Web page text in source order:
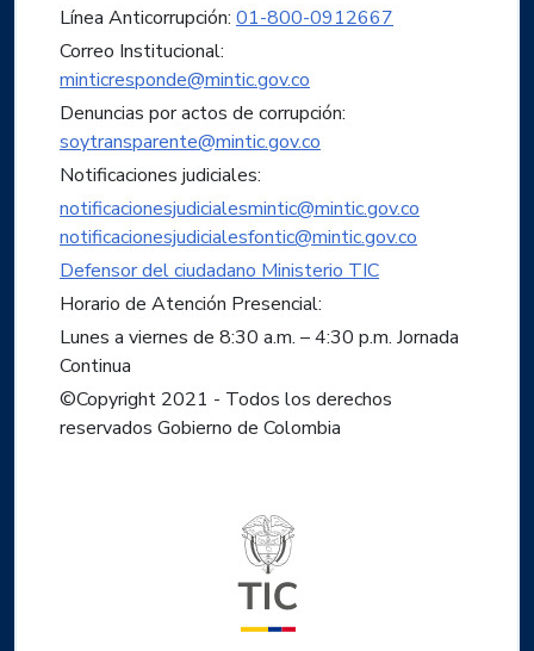
Línea Anticorrupción: 01-800-0912667
Correo Institucional:
minticresponde@mintic.gov.co
Denuncias por actos de corrupción:
soytransparente@mintic.gov.co
Notificaciones judiciales:
notificacionesjudicialesmintic@mintic.gov.co
notificacionesjudicialesfontic@mintic.gov.co
Defensor del ciudadano Ministerio TIC
Horario de Atención Presencial:
Lunes a viernes de 8:30 a.m. – 4:30 p.m. Jornada
Continua
©Copyright 2021 - Todos los derechos
reservados Gobierno de Colombia